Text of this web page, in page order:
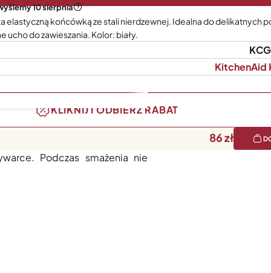
10 sierpnia
elastyczną końcówką ze stali nierdzewnej. Idealna do delikatnych
ucho do zawieszania. Kolor: biały.
KitchenAid
KLIKNIJ I ODBIERZ RABAT
86
ściętej krawędzi z
Podczas smażenia nie